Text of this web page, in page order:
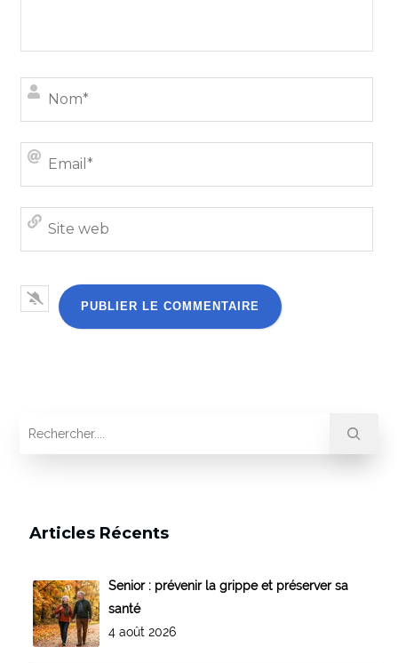
Site
Articles Récents
Senior : prévenir la grippe et préserver sa
santé
4 août 2026